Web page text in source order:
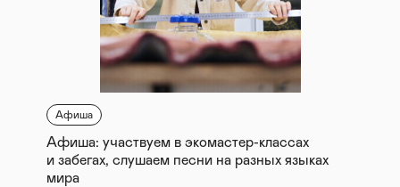
Афиша
Афиша: участвуем в экомастер-классах
и забегах, слушаем песни на разных языках
мира